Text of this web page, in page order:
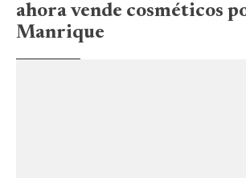
ahora vende cosméticos
Manrique